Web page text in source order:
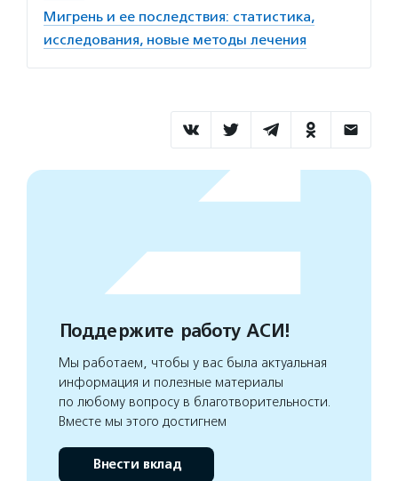
Мигрень и ее последствия: статистика,
исследования, новые методы лечения
Поддержите работу АСИ!
Мы работаем, чтобы у вас была актуальная
информация и полезные материалы
по любому вопросу в благотворительности.
Вместе мы этого достигнем
Внести вклад